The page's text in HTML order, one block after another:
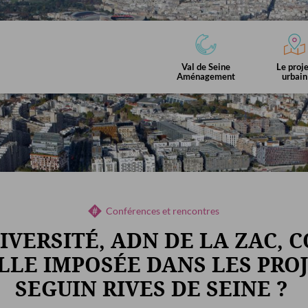
Val de Seine
Aménagement
Le
urbain
Infos chantiers
Le programme
Commerces
Seine de quartier,
les vidéos
Programmation
culturelle
Voyage en
Industries
Vidéos
Conférences et rencontres
ADN DE LA ZAC,
IMPOSÉE DANS LES
SEGUIN RIVES DE SEINE ?
Vidéos Seine de quartier Emerige La Seine Musicale